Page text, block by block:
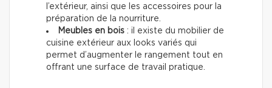
l’extérieur, ainsi que les accessoires pour la
préparation de la nourriture.
Meubles en bois : il existe du mobilier de
cuisine extérieur aux looks variés qui
permet d’augmenter le rangement tout en
offrant une surface de travail pratique.